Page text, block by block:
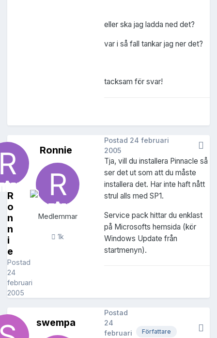
eller ska jag ladda ned det?
var i så fall tankar jag ner det?
tacksam för svar!
R
o
n
n
i
e
Postad
24
februari
2005
Ronnie
Medlemmar
1k
Postad 24 februari
2005
Tja, vill du installera Pinnacle så
ser det ut som att du måste
installera det. Har inte haft nått
strul alls med SP1.
Service pack hittar du enklast
på Microsofts hemsida (kör
Windows Update från
startmenyn).
swempa
Författare
Postad
24
februari